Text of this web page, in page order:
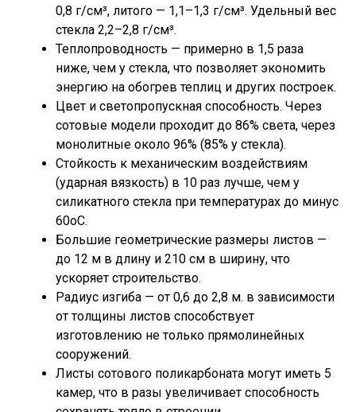
0,8 г/см³, литого — 1,1–1,3 г/см³. Удельный вес
стекла 2,2–2,8 г/см³.
Теплопроводность — примерно в 1,5 раза
ниже, чем у стекла, что позволяет экономить
энергию на обогрев теплиц и других построек.
Цвет и светопропускная способность. Через
сотовые модели проходит до 86% света, через
монолитные около 96% (85% у стекла).
Стойкость к механическим воздействиям
(ударная вязкость) в 10 раз лучше, чем у
силикатного стекла при температурах до минус
60оС.
Большие геометрические размеры листов —
до 12 м в длину и 210 см в ширину, что
ускоряет строительство.
Радиус изгиба — от 0,6 до 2,8 м. в зависимости
от толщины листов способствует
изготовлению не только прямолинейных
сооружений.
Листы сотового поликарбоната могут иметь 5
камер, что в разы увеличивает способность